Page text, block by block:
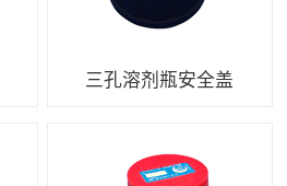
三孔溶剂瓶安全盖